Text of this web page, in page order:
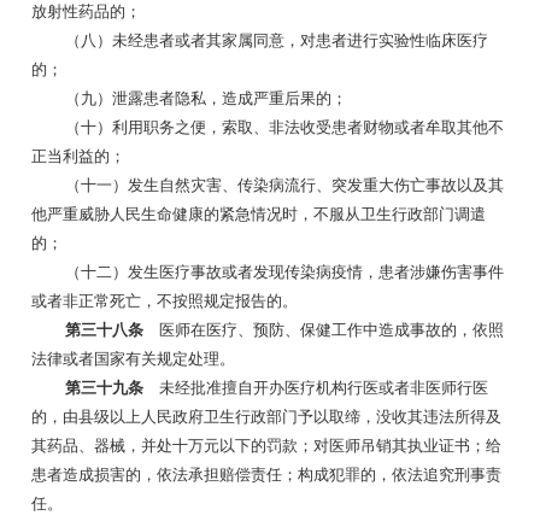
放射性药品的；
（八）未经患者或者其家属同意，对患者进行实验性临床医疗
的；
（九）泄露患者隐私，造成严重后果的；
（十）利用职务之便，索取、非法收受患者财物或者牟取其他不
正当利益的；
（十一）发生自然灾害、传染病流行、突发重大伤亡事故以及其
他严重威胁人民生命健康的紧急情况时，不服从卫生行政部门调遣
的；
（十二）发生医疗事故或者发现传染病疫情，患者涉嫌伤害事件
或者非正常死亡，不按照规定报告的。
第三十八条
医师在医疗、预防、保健工作中造成事故的，依照
法律或者国家有关规定处理。
第三十九条
未经批准擅自开办医疗机构行医或者非医师行医
的，由县级以上人民政府卫生行政部门予以取缔，没收其违法所得及
其药品、器械，并处十万元以下的罚款；对医师吊销其执业证书；给
患者造成损害的，依法承担赔偿责任；构成犯罪的，依法追究刑事责
任。